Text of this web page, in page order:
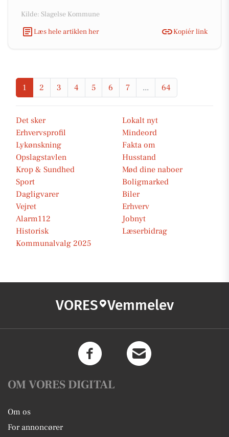
Kilde: Slagelse Kommune
Læs hele artiklen her
Kopiér link
1 2 3 4 5 6 7 ... 64
Det sker
Lokalt nyt
Erhvervsprofil
Mindeord
Lykønskning
Fakta om
Opslagstavlen
Husstand
Krop & Sundhed
Mød dine naboer
Sport
Boligmarked
Dagligvarer
Biler
Vejret
Erhverv
Alarm112
Jobnyt
Historisk
Læserbidrag
Kommunalvalg 2025
VORES Vemmelev
OM VORES DIGITAL
Om os
For annoncører